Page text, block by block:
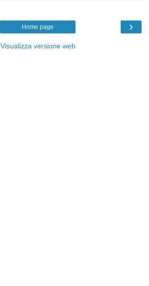
›
Home page
Visualizza versione web